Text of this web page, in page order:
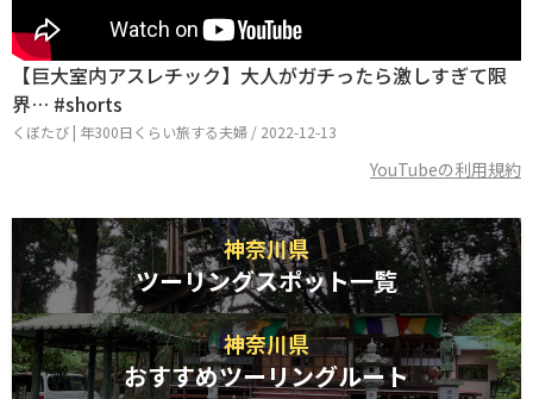
【巨大室内アスレチック】大人がガチったら激しすぎて限
界… #shorts
くぼたび | 年300日くらい旅する夫婦 / 2022-12-13
YouTubeの利用規約
神奈川県
ツーリングスポット一覧
神奈川県
おすすめツーリングルート